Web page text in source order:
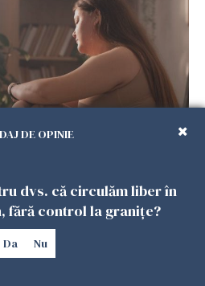
DE OPINIE
dvs. că circulăm liber în
fără control la granițe?
Da Nu